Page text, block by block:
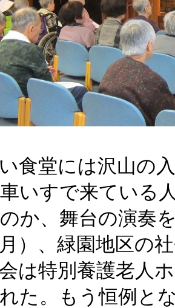
食堂には沢山の
いすで来ている
か、舞台の演奏
）、緑園地区の
は特別養護老人
た。もう恒例と